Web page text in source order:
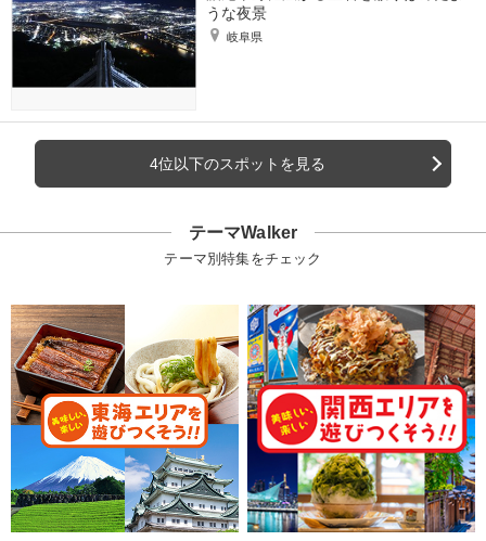
うな夜景
岐阜県
4位以下のスポットを見る
テーマWalker
テーマ別特集をチェック